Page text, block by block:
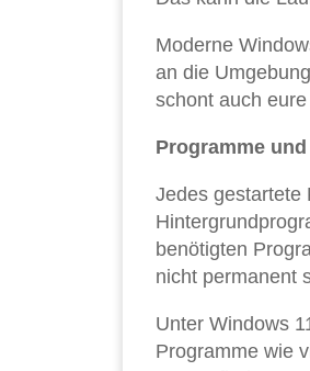
Moderne
an die
schont auch
Programme
Jedes gestartete
benötigten
nicht permanent
Unter Windows
Programme wie